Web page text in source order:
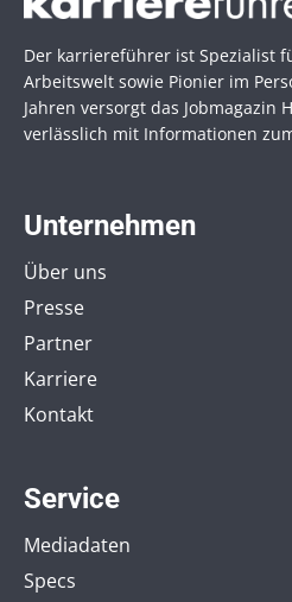
Der karriereführer ist Spezialist
Arbeitswelt sowie Pionier im
Jahren versorgt das Jobmagazin
verlässlich mit Informationen
Unternehmen
Über uns
Presse
Partner
Karriere
Kontakt
Service
Mediadaten
Specs